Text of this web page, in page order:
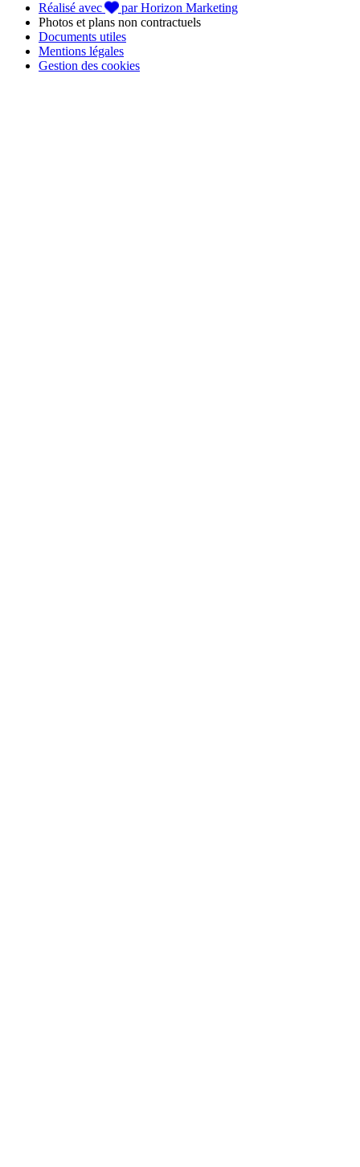
Réalisé avec
par Horizon Marketing
Photos et plans non contractuels
Documents utiles
Mentions légales
Gestion des cookies